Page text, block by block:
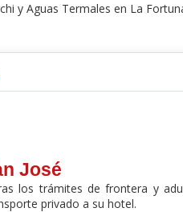
y Aguas Termales en La
José
los trámites de frontera y
privado a su hotel.